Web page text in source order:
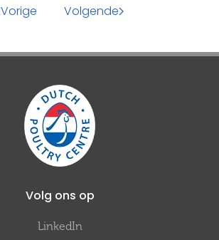
Vorige Volgende
Volg ons op
LinkedIn